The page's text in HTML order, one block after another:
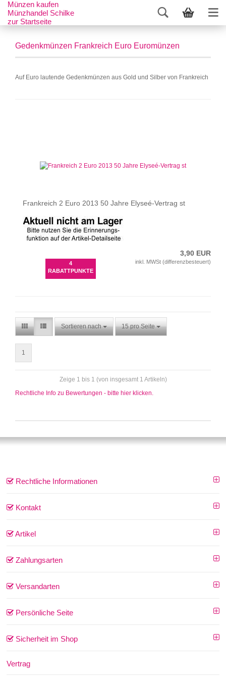
Münzen kaufen
Münzhandel Schilke
zur Startseite
Gedenkmünzen Frankreich Euro Euromünzen
Auf Euro lautende Gedenkmünzen aus Gold und Silber von Frankreich
Frankreich 2 Euro 2013 50 Jahre Elyseé-Vertrag st
4
RABATTPUNKTE
3,90 EUR
inkl. MWSt (differenzbesteuert)
Sortieren nach 15 pro Seite
1
Zeige 1 bis 1 (von insgesamt 1 Artikeln)
Rechtliche Info zu Bewertungen - bitte hier klicken.
Rechtliche Informationen
Kontakt
Artikel
Zahlungsarten
Versandarten
Persönliche Seite
Sicherheit im Shop
Vertrag